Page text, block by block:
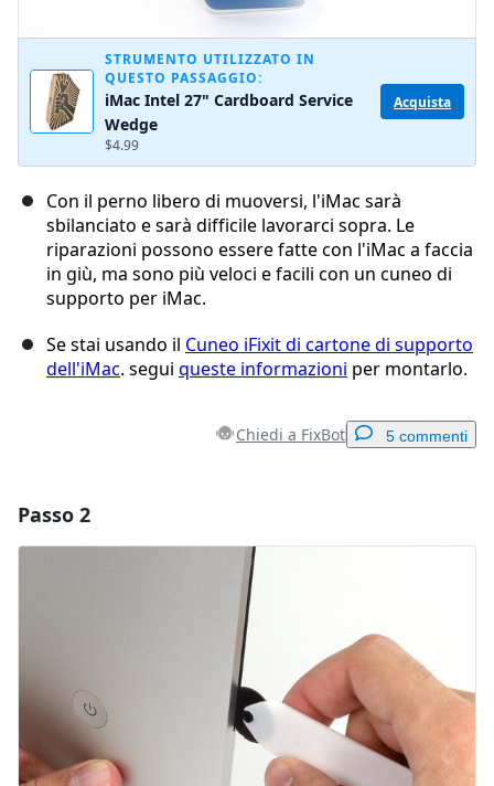
STRUMENTO UTILIZZATO IN
QUESTO PASSAGGIO:
iMac Intel 27" Cardboard Service
Wedge
$4.99
Acquista
Con il perno libero di muoversi, l'iMac sarà
sbilanciato e sarà difficile lavorarci sopra. Le
riparazioni possono essere fatte con l'iMac a faccia
in giù, ma sono più veloci e facili con un cuneo di
supporto per iMac.
Se stai usando il Cuneo iFixit di cartone di supporto
dell'iMac. segui queste informazioni per montarlo.
Chiedi a FixBot 5 commenti
Annulla Pubblica commento
Passo 2